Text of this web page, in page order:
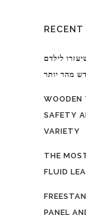
לילדם
מהר יותר
WOODEN
SAFETY
VARIETY
THE
FLUID
PANEL